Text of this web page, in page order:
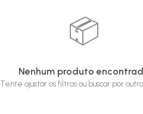
📦
Nenhum produto
Tente ajustar os filtros ou buscar por